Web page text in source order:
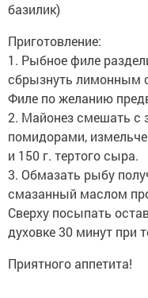
базилик)
Приготовление:
1. Рыбное филе
сбрызнуть лимонным
Филе по желанию
2. Майонез смешать с
помидорами,
и 150 г. тертого сыра.
3. Обмазать рыбу
смазанный маслом
Сверху посыпать
духовке 30 минут при
Приятного аппетита!